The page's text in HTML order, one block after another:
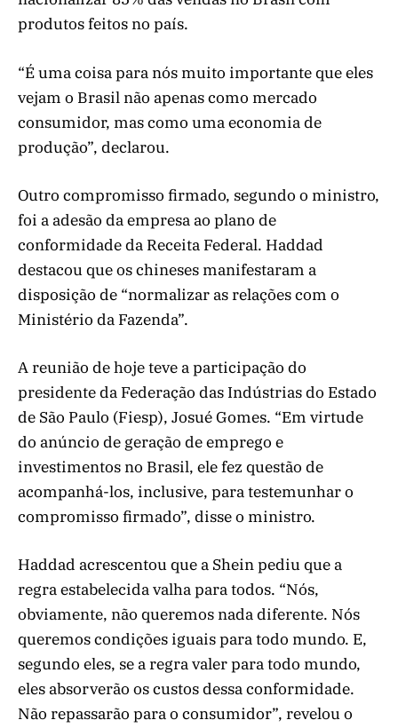
produtos feitos no país.
“É uma coisa para nós muito importante que eles
vejam o Brasil não apenas como mercado
consumidor, mas como uma economia de
produção”, declarou.
Outro compromisso firmado, segundo o ministro,
foi a adesão da empresa ao plano de
conformidade da Receita Federal. Haddad
destacou que os chineses manifestaram a
disposição de “normalizar as relações com o
Ministério da Fazenda”.
A reunião de hoje teve a participação do
presidente da Federação das Indústrias do Estado
de São Paulo (Fiesp), Josué Gomes. “Em virtude
do anúncio de geração de emprego e
investimentos no Brasil, ele fez questão de
acompanhá-los, inclusive, para testemunhar o
compromisso firmado”, disse o ministro.
Haddad acrescentou que a Shein pediu que a
regra estabelecida valha para todos. “Nós,
obviamente, não queremos nada diferente. Nós
queremos condições iguais para todo mundo. E,
segundo eles, se a regra valer para todo mundo,
eles absorverão os custos dessa conformidade.
Não repassarão para o consumidor”, revelou o